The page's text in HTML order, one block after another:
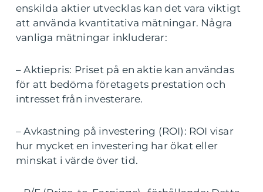
enskilda aktier utvecklas kan det vara viktigt
att använda kvantitativa mätningar. Några
vanliga mätningar inkluderar:
– Aktiepris: Priset på en aktie kan användas
för att bedöma företagets prestation och
intresset från investerare.
– Avkastning på investering (ROI): ROI visar
hur mycket en investering har ökat eller
minskat i värde över tid.